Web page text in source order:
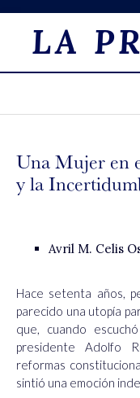
LA
Una Mujer en
y la
Avril M. Celis
Hace setenta años,
parecido una utopía
que, cuando
presidente Adolfo
reformas
sintió una emoción